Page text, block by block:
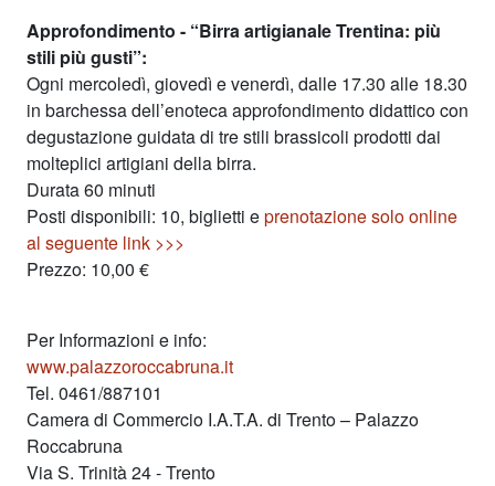
Approfondimento - “Birra artigianale Trentina: più
stili più gusti”:
Ogni mercoledì, giovedì e venerdì, dalle 17.30 alle 18.30
in barchessa dell’enoteca approfondimento didattico con
degustazione guidata di tre stili brassicoli prodotti dai
molteplici artigiani della birra.
Durata 60 minuti
Posti disponibili: 10, biglietti eprenotazione solo online
al seguente link >>>
Prezzo: 10,00 €
Per Informazioni e info:
www.palazzoroccabruna.it
Tel. 0461/887101
Camera di Commercio I.A.T.A. di Trento – Palazzo
Roccabruna
Via S. Trinità 24 - Trento